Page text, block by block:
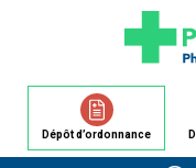
Dépôt d’ordonnance